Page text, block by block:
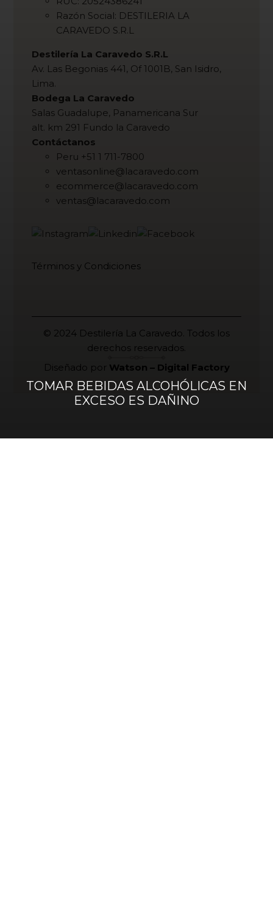
Razón Social: DESTILERIA LA
CARAVEDO S.R.L
Destilería La Caravedo S.R.L
Av. Las Begonias 441, Of 1001B, San Isidro,
Lima.
Bodega La Caravedo
Salas Guadalupe, Panamericana Sur
alt. km 291 Fundo la Caravedo
Contáctanos
Peru +51 1 711-7800
ventasonline@lacaravedo.com
ecommerce@lacaravedo.com
ventas@lacaravedo.com
Términos y Condiciones
© 2024 Destilería La Caravedo. Todos los
derechos reservados.
Diseñado por Watson – Digital Factory
TOMAR BEBIDAS ALCOHÓLICAS EN
EXCESO ES DAÑINO